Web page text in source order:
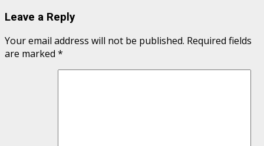
Leave a Reply
Your email address will not be published. Required fields
are marked *